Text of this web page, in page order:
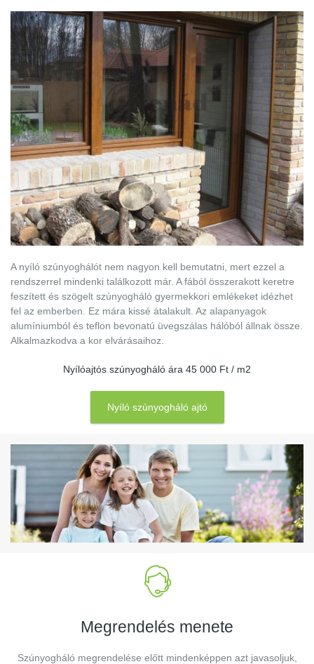
A nyíló szúnyoghálót nem nagyon kell bemutatni, mert ezzel a
rendszerrel mindenki találkozott már. A fából összerakott keretre
feszített és szögelt szúnyogháló gyermekkori emlékeket idézhet
fel az emberben. Ez mára kissé átalakult. Az alapanyagok
alumíniumból és teflon bevonatú üvegszálas hálóból állnak össze.
Alkalmazkodva a kor elvárásaihoz.
Nyílóajtós szúnyogháló ára 45 000 Ft / m2
Nyíló szúnyogháló ajtó
Megrendelés menete
Szúnyogháló megrendelése előtt mindenképpen azt javasoljuk,